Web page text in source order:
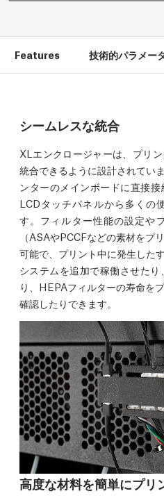
Features 技術的パラメー
シームレスな統合
XLエンクロージャーは、プリ
統合できるように設計されてい
ンターのメインボードに直接
LCDタッチパネルから多くの
す。フィルター性能の設定や
（ASAやPCCFなどの素材をプ
可能で、プリント中に発生した
システムを追加で稼働させた
り、HEPAフィルターの寿命を
確認したりできます。
高度な材料を簡単にプリ